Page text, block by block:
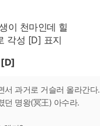
[D]
서 과거로 거슬러 올라간다.
던 명왕(冥王) 아수라.